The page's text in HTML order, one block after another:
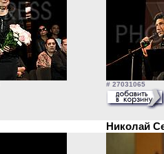
# 27031065
Николай